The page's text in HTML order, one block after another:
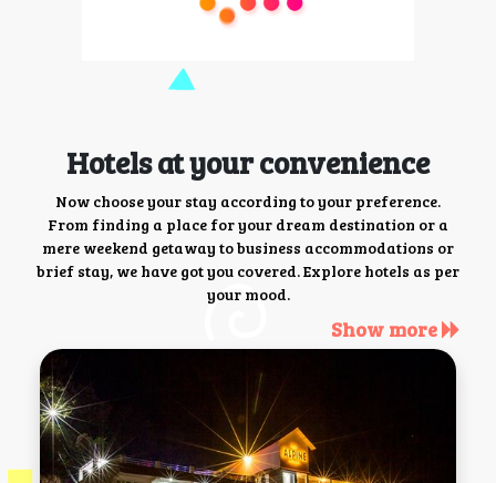
Hotels at your convenience
Now choose your stay according to your preference.
From finding a place for your dream destination or a
mere weekend getaway to business accommodations or
brief stay, we have got you covered. Explore hotels as per
your mood.
Show more